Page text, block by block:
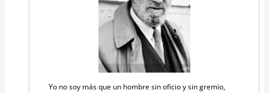
Yo no soy más que un hombre sin oficio y sin gremio,